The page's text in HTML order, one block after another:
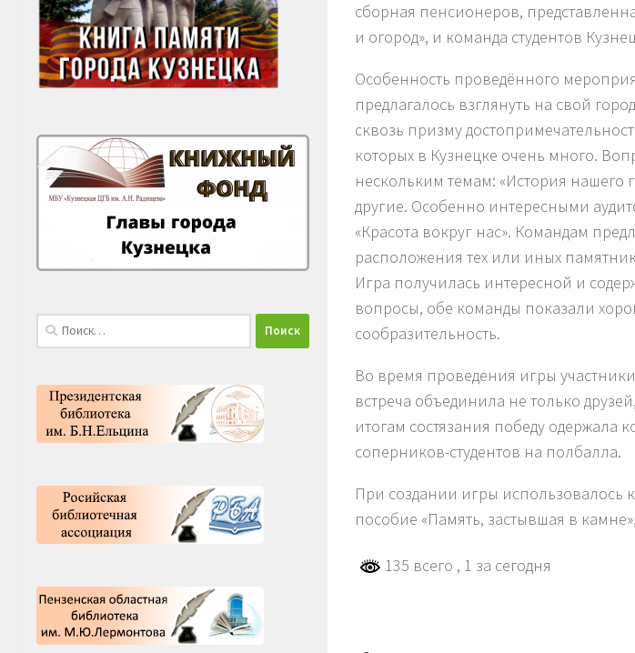
сборная пенсионеров,
и огород», и команда студентов
Особенность проведённого
предлагалось взглянуть на свой
сквозь призму
которых в Кузнецке очень много.
нескольким темам: «История нашего
другие. Особенно интересными
«Красота вокруг нас». Командам
расположения тех или иных
Игра получилась интересной и
вопросы, обе команды показали
сообразительность.
Во время проведения игры
встреча объединила не только
итогам состязания победу одержала
соперников-студентов на полбалла.
При создании игры использовалось
пособие «Память, застывшая в
135 всего , 1 за сегодня
Найти: